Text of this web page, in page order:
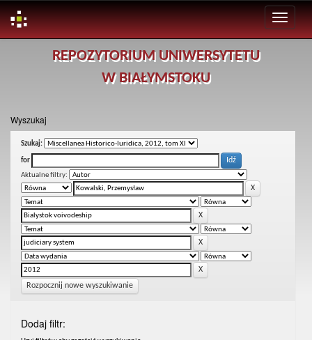
REPOZYTORIUM UNIWERSYTETU
W BIAŁYMSTOKU
Wyszukaj
Szukaj:
for
Aktualne filtry:
Rozpocznij nowe wyszukiwanie
Dodaj filtr: